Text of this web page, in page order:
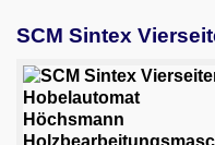
SCM Sintex